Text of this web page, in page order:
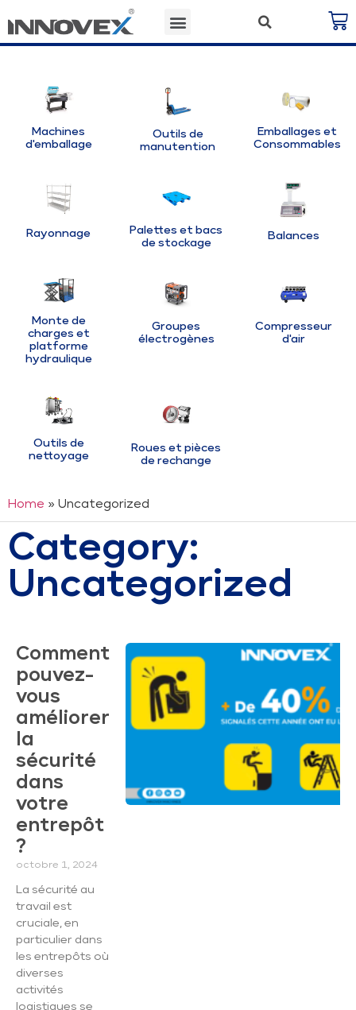
Machines
d'emballage
Outils de
manutention
Emballages et
Consommables
Rayonnage
Palettes et bacs
de stockage
Balances
Monte de
charges et
platforme
hydraulique
Groupes
électrogènes
Compresseur
d'air
Outils de
nettoyage
Roues et pièces
de rechange
Home » Uncategorized
Category:
Uncategorized
Comment
pouvez-
vous
améliorer
la
sécurité
dans
votre
entrepôt
?
octobre 1, 2024
La sécurité au
travail est
cruciale, en
particulier dans
les entrepôts où
diverses
activités
logistiques se